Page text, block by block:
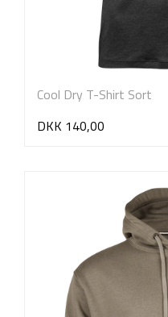
Cool Dry T-Shirt Sort
DKK 140,00